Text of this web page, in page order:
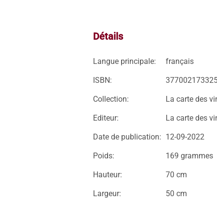
Détails
Langue principale: français
ISBN:
Collection: La carte des
Editeur: La carte des
Date de publication: 12-09-2022
Poids: 169 grammes
Hauteur: 70 cm
Largeur: 50 cm